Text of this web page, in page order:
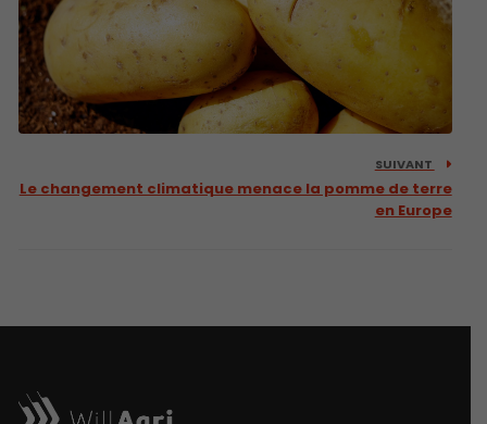
SUIVANT
Le changement climatique menace la pomme de terre
en Europe